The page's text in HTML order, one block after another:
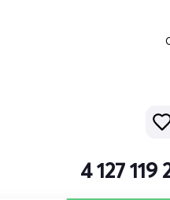
4 127 119